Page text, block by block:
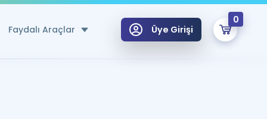
Faydalı Araçlar Üye Girişi
0